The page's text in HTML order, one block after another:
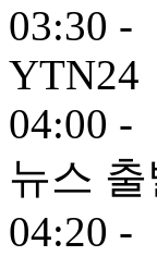
03:30 -
YTN24
04:00 -
뉴스 출
04:20 -